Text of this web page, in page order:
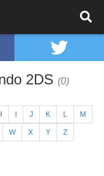
2DS (0)
J K L M
W X Y Z